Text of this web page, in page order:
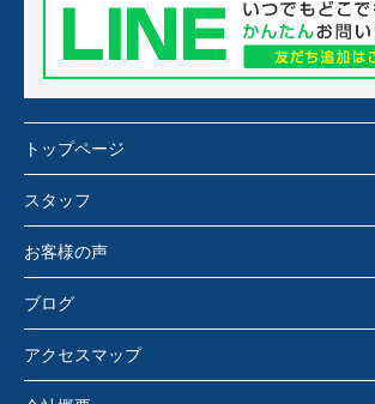
トップページ
スタッフ
お客様の声
ブログ
アクセスマップ